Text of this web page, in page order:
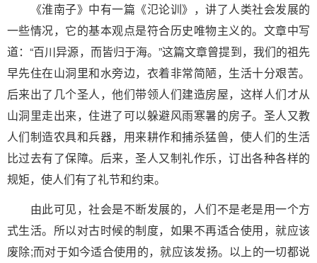
《淮南子》中有一篇《氾论训》，讲了人类社会发展的
一些情况，它的基本观点是符合历史唯物主义的。文章中写
道：“百川异源，而皆归于海。”这篇文章曾提到，我们的祖先
早先住在山洞里和水旁边，衣着非常简陋，生活十分艰苦。
后来出了几个圣人，他们带领人们建造房屋，这样人们才从
山洞里走出来，住进了可以躲避风雨寒暑的房子。圣人又教
人们制造农具和兵器，用来耕作和捕杀猛兽，使人们的生活
比过去有了保障。后来，圣人又制礼作乐，订出各种各样的
规矩，使人们有了礼节和约束。
由此可见，社会是不断发展的，人们不是老是用一个方
式生活。所以对古时候的制度，如果不再适合使用，就应该
废除;而对于如今适合使用的，就应该发扬。以上的一切都说